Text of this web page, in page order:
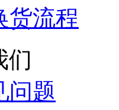
货流程
们
问题